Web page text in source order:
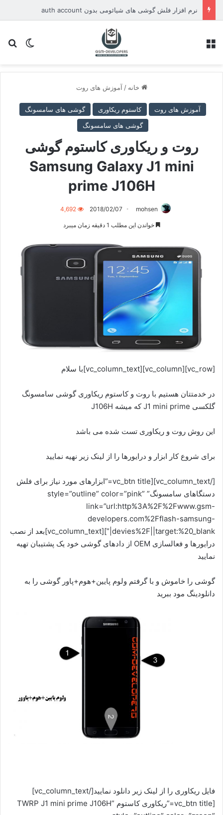
نرم افزار فلش گوشی های شیائومی بدون auth account
تغییر
خانه / آموزش های روت
آموزش های روت کاستوم ریکاوری
گوشی های سامسونگ
گوشی های سامسونگ
روت و ریکاوری کاستوم گوشی
Samsung Galaxy J1 mini
prime J106H
mohsen
2018/02/07
4,692
خواندن این مطلب 1 دقیقه زمان میبرد
[vc_row][vc_column][vc_column_text]با سلام
در خدمتتان هستیم با روت و کاستوم ریکاوری گوشی سامسونگ
گلکسی J1 mini prime که میشه J106H
این روش روت و ریکاوری تست شده می باشد
برای شروع کار ابزار و درایورها را از لینک زیر نهیه نمایید
[/vc_column_text][vc_btn title=”ابزارهای مورد نیاز برای فلش
دستگاهای سامسونگ” style=”outline” color=”pink”
link=”url:http%3A%2F%2Fwww.gsm-
developers.com%2Fflash-samsung-
devies%2F||target:%20_blank|”][vc_column_text]بعد از نصب
درایورها و فعالسازی OEM از دادهای گوشی خود یک پشتیبان تهیه
نمایید
گوشی را خاموش و با گرفتم ولوم پایین+هوم+پاور گوشی را به
دانلودینگ مود ببرید
فایل ریکاوری را از لینک زیر دانلود نمایید[/vc_column_text]
[vc_btn title=”ریکاوری کاستوم TWRP J1 mini prime J106H”